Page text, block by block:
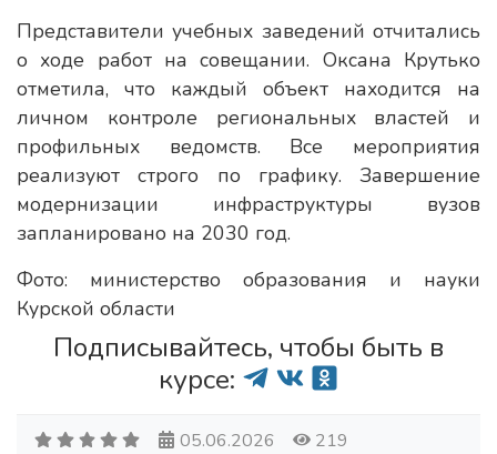
Представители учебных заведений отчитались
о ходе работ на совещании. Оксана Крутько
отметила, что каждый объект находится на
личном контроле региональных властей и
профильных ведомств. Все мероприятия
реализуют строго по графику. Завершение
модернизации инфраструктуры вузов
запланировано на 2030 год.
Фото: министерство образования и науки
Курской области
Подписывайтесь, чтобы быть в
курсе:
05.06.2026 219